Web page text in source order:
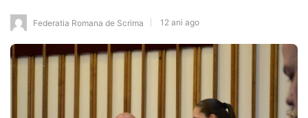
Federatia Romana de Scrima 12 ani ago